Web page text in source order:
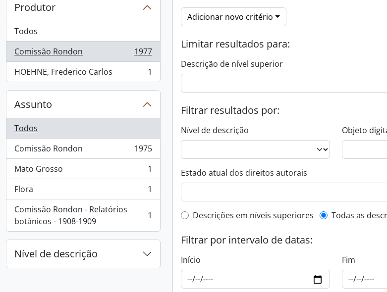
Produtor
Todos
Comissão Rondon
, 1977 resultados
1977
HOEHNE, Frederico Carlos
, 1 resultados 1
Assunto
Todos
Comissão Rondon
, 1975 resultados
1975
Mato Grosso
, 1 resultados
1
Flora
, 1 resultados
1
Comissão Rondon - Relatórios
botânicos - 1908-1909
, 1 resultados 1
Nível de descrição
Adicionar novo critério
Limitar resultados para:
Descrição de nível superior
Filtrar resultados por:
Nível de descrição Objeto
Estado atual dos direitos autorais
Filtro de descrição de nível superior
Descrições em níveis superiores Todas as
Filtrar por intervalo de datas:
Início Fim